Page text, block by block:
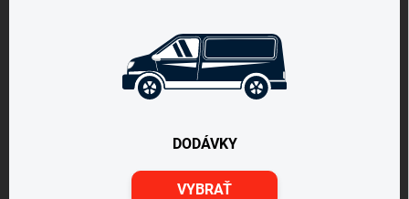
DODÁVKY
VYBRAŤ